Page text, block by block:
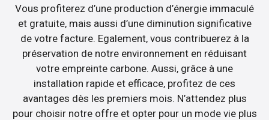
Vous profiterez d’une production d’énergie immaculé
et gratuite, mais aussi d’une diminution significative
de votre facture. Egalement, vous contribuerez à la
préservation de notre environnement en réduisant
votre empreinte carbone. Aussi, grâce à une
installation rapide et efficace, profitez de ces
avantages dès les premiers mois. N’attendez plus
pour choisir notre offre et opter pour un mode vie plus